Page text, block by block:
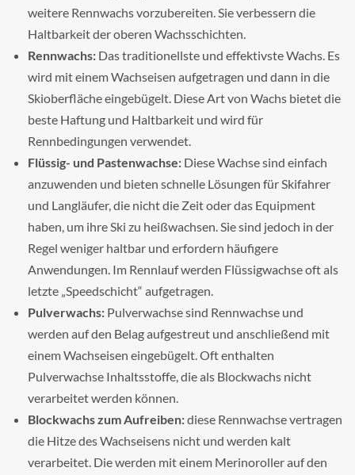
weitere Rennwachs vorzubereiten. Sie verbessern die
Haltbarkeit der oberen Wachsschichten.
Rennwachs: Das traditionellste und effektivste Wachs. Es
wird mit einem Wachseisen aufgetragen und dann in die
Skioberfläche eingebügelt. Diese Art von Wachs bietet die
beste Haftung und Haltbarkeit und wird für
Rennbedingungen verwendet.
Flüssig- und Pastenwachse: Diese Wachse sind einfach
anzuwenden und bieten schnelle Lösungen für Skifahrer
und Langläufer, die nicht die Zeit oder das Equipment
haben, um ihre Ski zu heißwachsen. Sie sind jedoch in der
Regel weniger haltbar und erfordern häufigere
Anwendungen. Im Rennlauf werden Flüssigwachse oft als
letzte „Speedschicht“ aufgetragen.
Pulverwachs: Pulverwachse sind Rennwachse und
werden auf den Belag aufgestreut und anschließend mit
einem Wachseisen eingebügelt. Oft enthalten
Pulverwachse Inhaltsstoffe, die als Blockwachs nicht
verarbeitet werden können.
Blockwachs zum Aufreiben:diese Rennwachse vertragen
die Hitze des Wachseisens nicht und werden kalt
verarbeitet. Die werden mit einem Merinoroller auf den